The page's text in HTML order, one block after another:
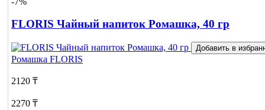
FLORIS Чайный напиток Ромашка, 40 гр
Добавить в
Ромашка FLORIS
2120 ₸
2270 ₸